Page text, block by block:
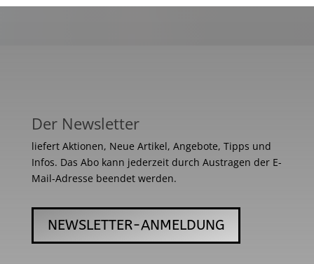
Der Newsletter
liefert Aktionen, Neue Artikel, Angebote, Tipps und
Infos. Das Abo kann jederzeit durch Austragen der E-
Mail-Adresse beendet werden.
NEWSLETTER-ANMELDUNG